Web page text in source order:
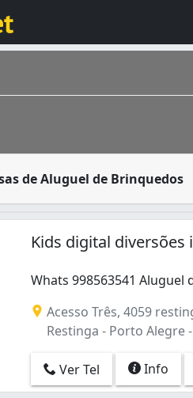
de Aluguel de Brinquedos
Porto Alegre é a capital do
Kids digital diversões
Whats 998563541 Aluguel
Whats 998563541
Acesso Três, 4059
Restinga - Porto Alegre -
Ver Tel Info